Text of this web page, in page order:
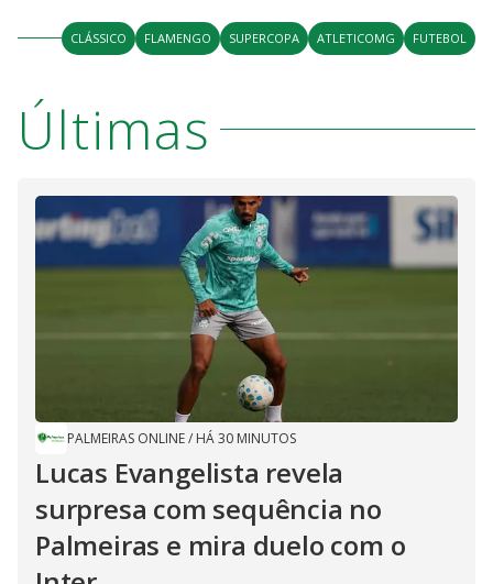
CLÁSSICO FLAMENGO SUPERCOPA ATLETICOMG FUTEBOL
Últimas
PALMEIRAS ONLINE/ HÁ 30 MINUTOS
Lucas Evangelista revela
surpresa com sequência no
Palmeiras e mira duelo com o